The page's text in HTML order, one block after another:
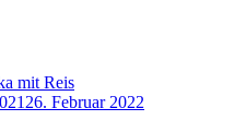
26. Februar 2022